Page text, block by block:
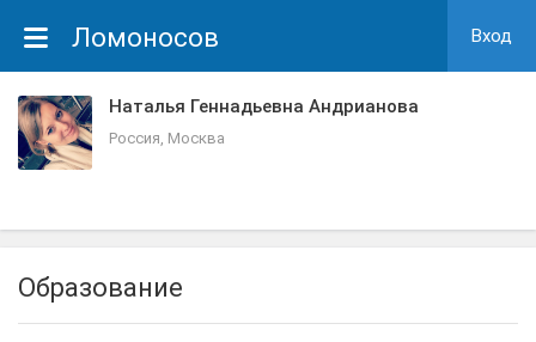
Ломоносов Вход
Наталья Геннадьевна Андрианова
Россия, Москва
Образование